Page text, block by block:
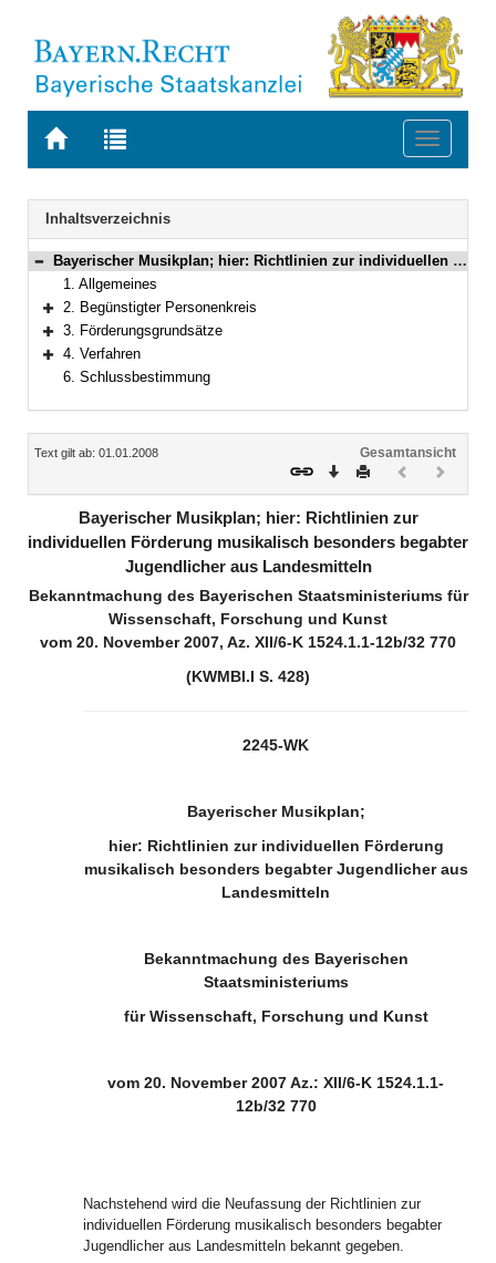
Zur
BAYERN.RECHT
Zur
letzten
Suche
Toggle
Navigation
Inhaltsverzeichnis
Bereich reduzieren
Bayerischer Musikplan; hier: Richtlinien zur individuellen Förderung musikalisch besonders begabter Jugendlicher aus Landesmitteln
1. Allgemeines
Bereich erweitern
2. Begünstigter Personenkreis
Bereich erweitern
3. Förderungsgrundsätze
Bereich erweitern
4. Verfahren
6. Schlussbestimmung
Inhalt
Text gilt ab: 01.01.2008
Gesamtansicht
Download
DruckenVorheriges
Bayerischer Musikplan; hier: Richtlinien zur
individuellen Förderung musikalisch besonders begabter
Jugendlicher aus Landesmitteln
Bekanntmachung des Bayerischen Staatsministeriums für
Wissenschaft, Forschung und Kunst
vom 20. November 2007, Az. XII/6-K 1524.1.1-12b/32 770
(KWMBl.I S. 428)
2245-WK
Bayerischer Musikplan;
hier: Richtlinien zur individuellen Förderung
musikalisch besonders begabter Jugendlicher aus
Landesmitteln
Bekanntmachung des Bayerischen
Staatsministeriums
für Wissenschaft, Forschung und Kunst
vom 20. November 2007 Az.: XII/6-K 1524.1.1-
12b/32 770
Nachstehend wird die Neufassung der Richtlinien zur
individuellen Förderung musikalisch besonders begabter
Jugendlicher aus Landesmitteln bekannt gegeben.